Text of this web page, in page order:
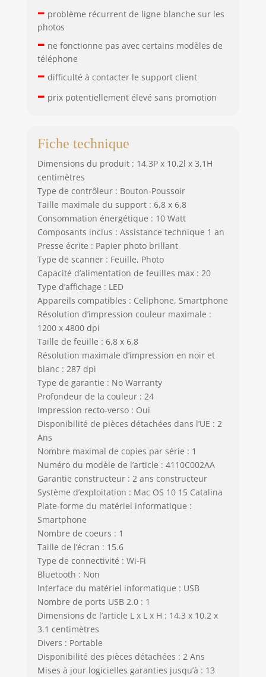
– problème récurrent de ligne blanche sur les
photos
– ne fonctionne pas avec certains modèles de
téléphone
– difficulté à contacter le support client
– prix potentiellement élevé sans promotion
Fiche technique
Dimensions du produit : 14,3P x 10,2l x 3,1H
centimètres
Type de contrôleur : Bouton-Poussoir
Taille maximale du support : 6,8 x 6,8
Consommation énergétique : 10 Watt
Composants inclus : Assistance technique 1 an
Presse écrite : Papier photo brillant
Type de scanner : Feuille, Photo
Capacité d’alimentation de feuilles max : 20
Type d’affichage : LED
Appareils compatibles : Cellphone, Smartphone
Résolution d’impression couleur maximale :
1200 x 4800 dpi
Taille de feuille : 6,8 x 6,8
Résolution maximale d’impression en noir et
blanc : 287 dpi
Type de garantie : No Warranty
Profondeur de la couleur : 24
Impression recto-verso : Oui
Disponibilité de pièces détachées dans l’UE : 2
Ans
Nombre maximal de copies par série : 1
Numéro du modèle de l’article : 4110C002AA
Garantie constructeur : 2 ans constructeur
Système d’exploitation : Mac OS 10 15 Catalina
Plate-forme du matériel informatique :
Smartphone
Nombre de coeurs : 1
Taille de l’écran : 15.6
Type de connectivité : Wi-Fi
Bluetooth : Non
Interface du matériel informatique : USB
Nombre de ports USB 2.0 : 1
Dimensions de l’article L x L x H : 14.3 x 10.2 x
3.1 centimètres
Divers : Portable
Disponibilité des pièces détachées : 2 Ans
Mises à jour logicielles garanties jusqu’à : 13